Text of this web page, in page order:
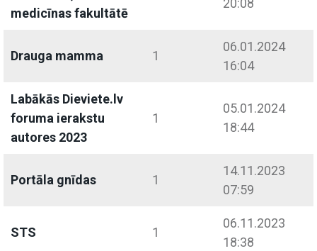
medicīnas fakultātē
20:08
Drauga mamma 1
06.01.2024
16:04
Labākās Dieviete.lv
foruma ierakstu
autores 2023
1
05.01.2024
18:44
Portāla gnīdas 1
14.11.2023
07:59
STS 1
06.11.2023
18:38